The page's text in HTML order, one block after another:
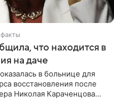
что находится в
на даче
в больнице для
восстановления после
Николая Караченцова